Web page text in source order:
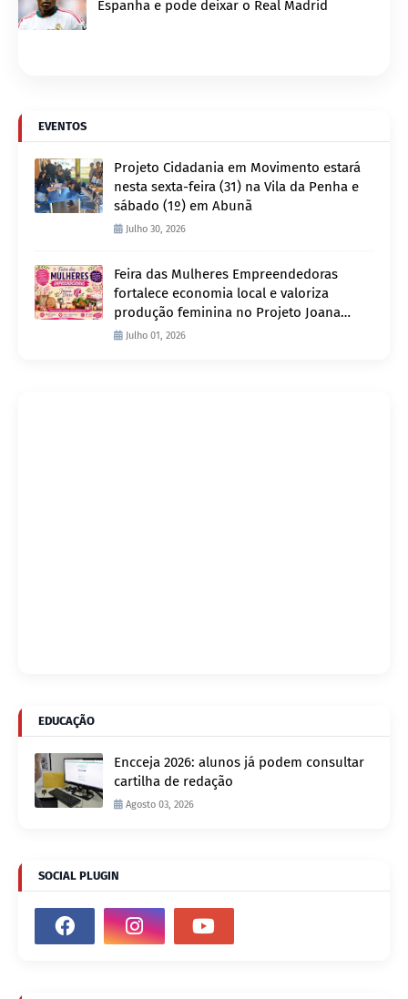
Espanha e pode deixar o Real Madrid
EVENTOS
Projeto Cidadania em Movimento estará
nesta sexta-feira (31) na Vila da Penha e
sábado (1º) em Abunã
Julho 30, 2026
Feira das Mulheres Empreendedoras
fortalece economia local e valoriza
produção feminina no Projeto Joana
D’Arc
Julho 01, 2026
EDUCAÇÃO
Encceja 2026: alunos já podem consultar
cartilha de redação
Agosto 03, 2026
SOCIAL PLUGIN